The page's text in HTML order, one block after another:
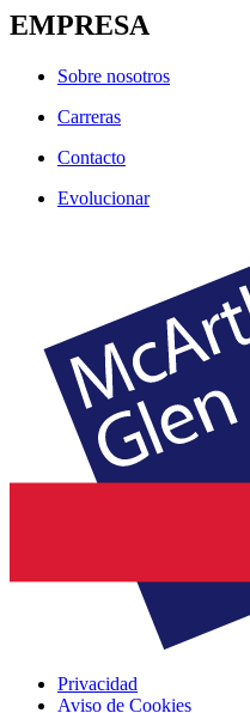
EMPRESA
Sobre nosotros
Carreras
Contacto
Evolucionar
Privacidad
Aviso de Cookies